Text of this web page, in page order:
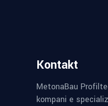
Kontakt
MetonaBau
kompani e